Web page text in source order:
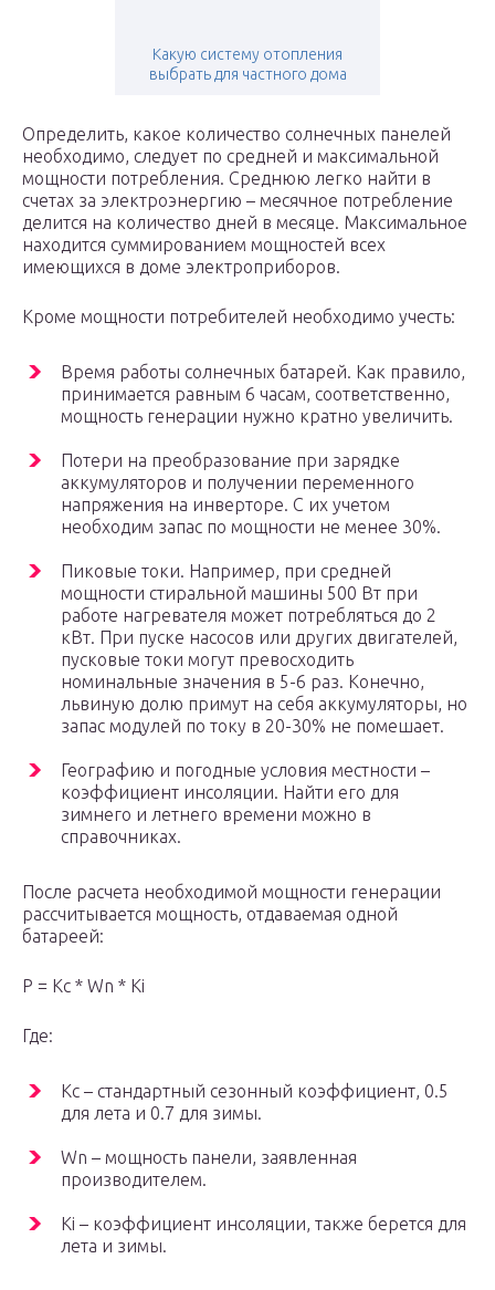
Какую систему отопления
выбрать для частного дома
Определить, какое количество солнечных панелей
необходимо, следует по средней и максимальной
мощности потребления. Среднюю легко найти в
счетах за электроэнергию – месячное потребление
делится на количество дней в месяце. Максимальное
находится суммированием мощностей всех
имеющихся в доме электроприборов.
Кроме мощности потребителей необходимо учесть:
Время работы солнечных батарей. Как правило,
принимается равным 6 часам, соответственно,
мощность генерации нужно кратно увеличить.
Потери на преобразование при зарядке
аккумуляторов и получении переменного
напряжения на инверторе. С их учетом
необходим запас по мощности не менее 30%.
Пиковые токи. Например, при средней
мощности стиральной машины 500 Вт при
работе нагревателя может потребляться до 2
кВт. При пуске насосов или других двигателей,
пусковые токи могут превосходить
номинальные значения в 5-6 раз. Конечно,
львиную долю примут на себя аккумуляторы, но
запас модулей по току в 20-30% не помешает.
Географию и погодные условия местности –
коэффициент инсоляции. Найти его для
зимнего и летнего времени можно в
справочниках.
После расчета необходимой мощности генерации
рассчитывается мощность, отдаваемая одной
батареей:
P = Kc * Wn * Ki
Где:
Кс – стандартный сезонный коэффициент, 0.5
для лета и 0.7 для зимы.
Wn – мощность панели, заявленная
производителем.
Ki – коэффициент инсоляции, также берется для
лета и зимы.